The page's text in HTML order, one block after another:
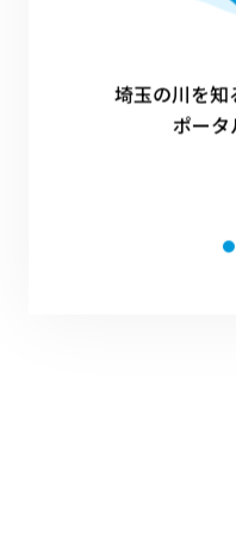
埼玉の川を知
ポータ